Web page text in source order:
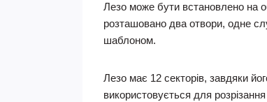
Лезо може бути встановлено на
розташовано два отвори, одне
шаблоном.
Лезо має 12 секторів, завдяки
використовується для